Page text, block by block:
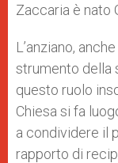
Zaccaria è nato
L’anziano,
strumento della
questo ruolo
Chiesa si fa
a condividere il
rapporto di